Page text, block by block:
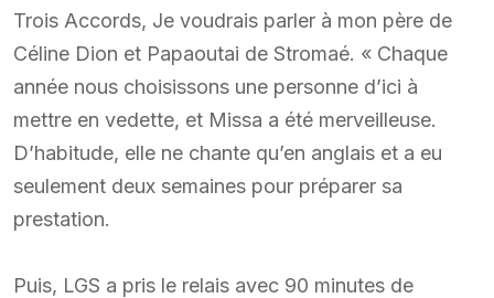
Trois Accords, Je voudrais parler à mon père de
Céline Dion et Papaoutai de Stromaé. « Chaque
année nous choisissons une personne d’ici à
mettre en vedette, et Missa a été merveilleuse.
D’habitude, elle ne chante qu’en anglais et a eu
seulement deux semaines pour préparer sa
prestation.
Puis, LGS a pris le relais avec 90 minutes de